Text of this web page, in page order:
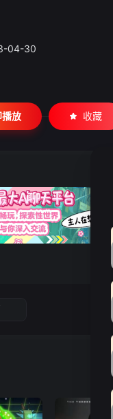
04-30
播放 收藏